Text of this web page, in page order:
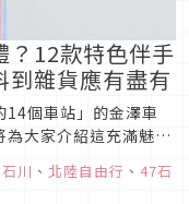
？12款特色伴手
到雜貨應有盡有
14個車站」的金澤車
大家介紹這充滿魅力
酒、美食到出自職人
或送給親朋好友都非
石川 、 北陸自由行 、 47石